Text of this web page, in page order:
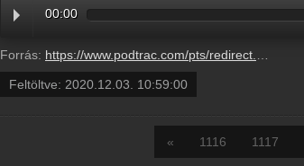
00:00
Forrás: https://www.podtrac.com/pts/redirect.mp3/pdst.fm/e/traffic.megaphone.fm/BETO3271292880.mp3?updated=1727712479
Feltöltve: 2020.12.03. 10:59:00
« 1116 1117